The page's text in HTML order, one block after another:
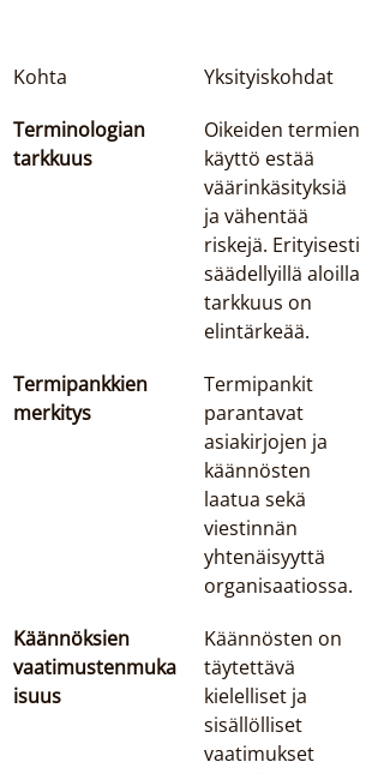
Kohta
Yksityiskohdat
Terminologian
tarkkuus
Oikeiden termien
käyttö estää
väärinkäsityksiä
ja vähentää
riskejä. Erityisesti
säädellyillä aloilla
tarkkuus on
elintärkeää.
Termipankkien
merkitys
Termipankit
parantavat
asiakirjojen ja
käännösten
laatua sekä
viestinnän
yhtenäisyyttä
organisaatiossa.
Käännöksien
vaatimustenmuka
isuus
Käännösten on
täytettävä
kielelliset ja
sisällölliset
vaatimukset